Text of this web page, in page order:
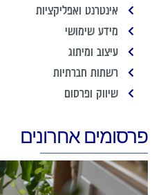
אינטרנט ואפליקציות
מידע שימושי
עיצוב ומיתוג
רשתות חברתיות
שיווק ופרסום
פרסומים אחרונים